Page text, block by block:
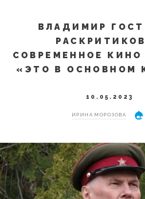
ВЛАДИМИР
СОВРЕМЕННОЕ КИНО
«ЭТО В ОСНОВНОМ
10.05.2023
ИРИНА МОРОЗОВА